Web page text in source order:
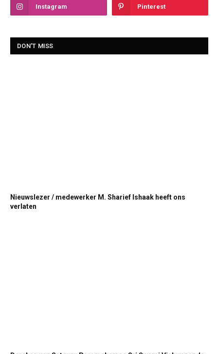
Instagram Pinterest
DON'T MISS
Nieuwslezer / medewerker M. Sharief Ishaak heeft ons
verlaten